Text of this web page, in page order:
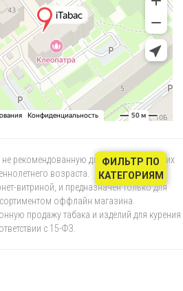
рекомендованную для лиц, не достигших
возраста.
витриной, и предназначен только для
оффлайн магазина.
продажу табака и изделий для курения
с 15-ФЗ.
ФИЛЬТР ПО
КАТЕГОРИЯМ